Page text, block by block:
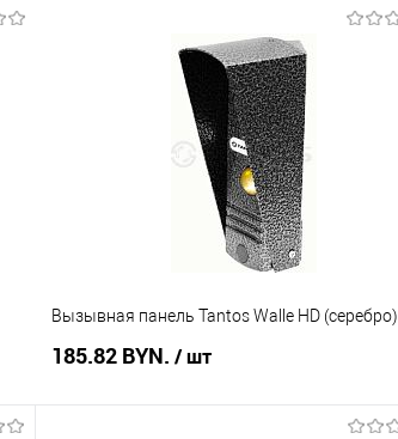
В корзину
Сравнение
В наличии
Вызывная панель Tantos Walle HD (серебро)
185.82 BYN. / шт